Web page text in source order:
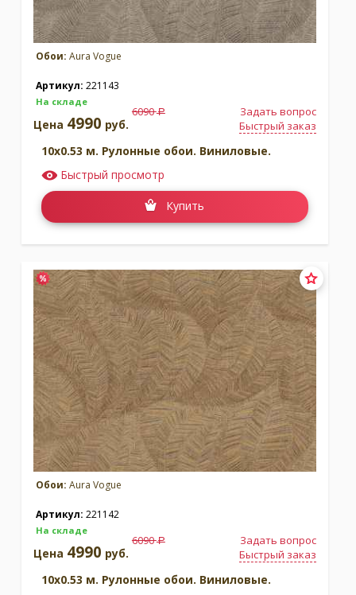
Обои: Aura Vogue
Артикул: 221143
На складе
Задать вопрос
Быстрый заказ
Цена 4990 руб.
6090a
10x0.53 м. Рулонные обои. Виниловые.
Быстрый просмотр
Купить
Обои: Aura Vogue
Артикул: 221142
На складе
Задать вопрос
Быстрый заказ
Цена 4990 руб.
6090a
10x0.53 м. Рулонные обои. Виниловые.